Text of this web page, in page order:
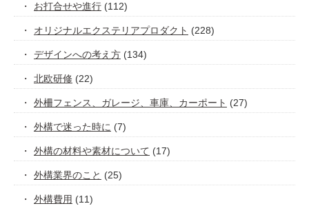
お打合せや進行 (112)
オリジナルエクステリアプロダクト (228)
デザインへの考え方 (134)
北欧研修 (22)
外柵フェンス、ガレージ、車庫、カーポート (27)
外構で迷った時に (7)
外構の材料や素材について (17)
外構業界のこと (25)
外構費用 (11)